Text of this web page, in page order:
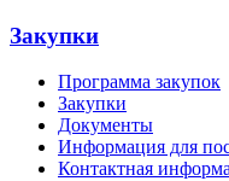
Закупки
Программа закупок
Закупки
Документы
Информация для
Контактная